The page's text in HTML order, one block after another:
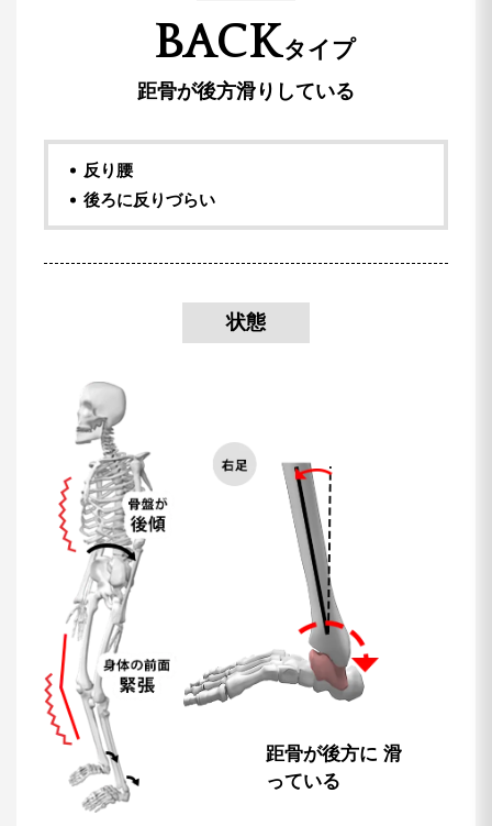
BACKタイプ
距骨が後方滑りしている
反り腰
後ろに反りづらい
状態
距骨が後方に 滑
っている